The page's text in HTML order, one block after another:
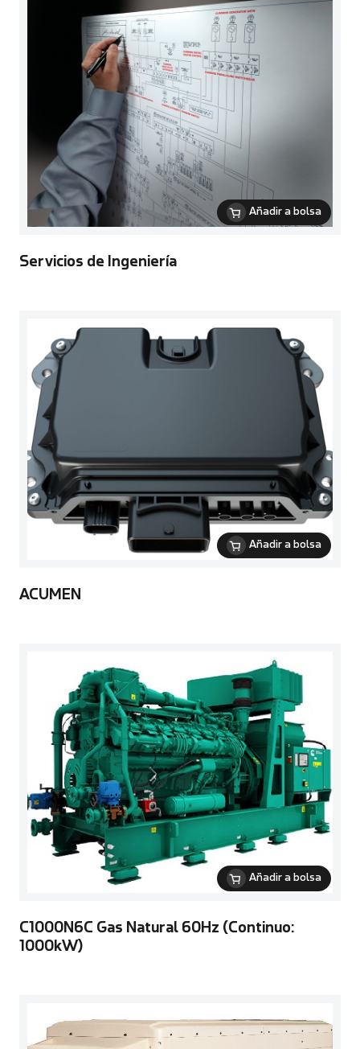
Añadir a bolsa
Servicios de Ingeniería
Añadir a bolsa
ACUMEN
Añadir a bolsa
C1000N6C Gas Natural 60Hz (Continuo:
1000kW)